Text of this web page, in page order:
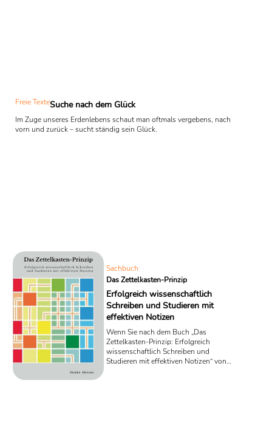
Freie TexteSuche nach dem Glück
Im Zuge unseres Erdenlebens schaut man oftmals vergebens, nach
vorn und zurück – sucht ständig sein Glück.
Sachbuch
Das Zettelkasten-Prinzip
Erfolgreich wissenschaftlich
Schreiben und Studieren mit
effektiven Notizen
Wenn Sie nach dem Buch „Das
Zettelkasten-Prinzip: Erfolgreich
wissenschaftlich Schreiben und
Studieren mit effektiven Notizen“ von